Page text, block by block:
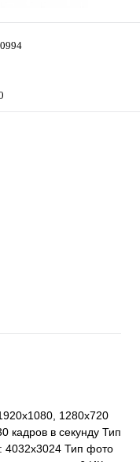
1280x720
кадров в секунду Тип
4032x3024 Тип фото